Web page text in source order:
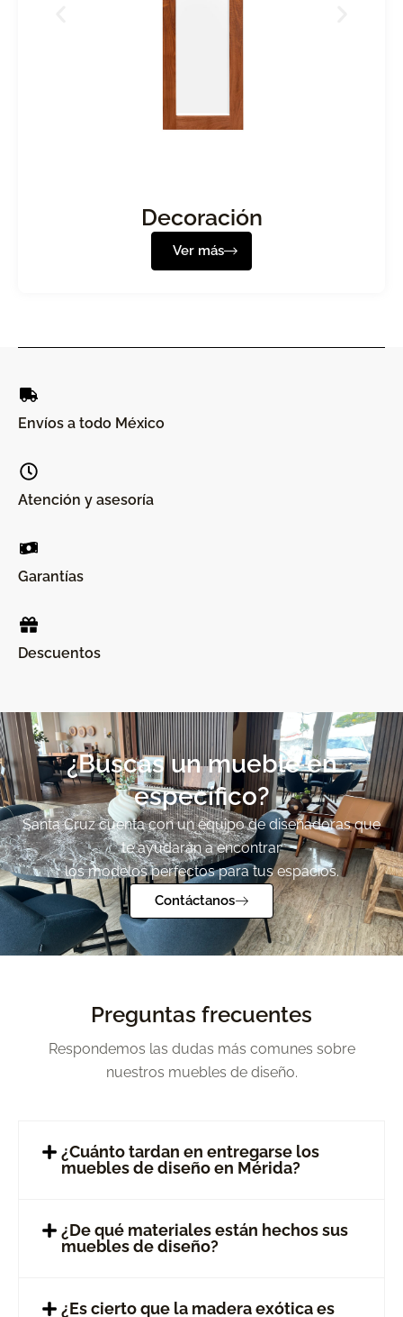
Decoración
Ver más
Envíos a todo México
Atención y asesoría
Garantías
Descuentos
¿Buscas un mueble en
específico?
Santa Cruz cuenta con un equipo de diseñadoras que
te ayudarán a encontrar
los modelos perfectos para tus espacios.
Contáctanos
Preguntas frecuentes
Respondemos las dudas más comunes sobre
nuestros muebles de diseño.
¿Cuánto tardan en entregarse los
muebles de diseño en Mérida?
¿De qué materiales están hechos sus
muebles de diseño?
¿Es cierto que la madera exótica es